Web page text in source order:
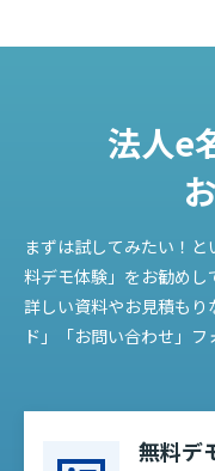
法人e
まずは試してみたい！
料デモ体験」をお勧めし
詳しい資料やお見積も
ド」「お問い合わせ」フ
無料デ